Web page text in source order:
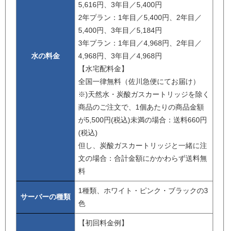
水の料金
5,616円、3年目／5,400円
2年プラン：1年目／5,400円、2年目／
5,400円、3年目／5,184円
3年プラン：1年目／4,968円、2年目／
4,968円、3年目／4,968円
【水宅配料金】
全国一律無料（佐川急便にてお届け）
※)天然水・炭酸ガスカートリッジを除く
商品のご注文で、1個あたりの商品金額
が5,500円(税込)未満の場合：送料660円
(税込)
但し、炭酸ガスカートリッジと一緒に注
文の場合：合計金額にかかわらず送料無
料
サーバーの種類
1種類、ホワイト・ピンク・ブラックの3
色
【初回料金例】